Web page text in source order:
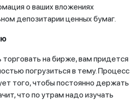
о ваших вложениях
депозитарии ценных бумаг.
на бирже, вам придется
погрузиться в тему. Процесс
того, чтобы постоянно держать
что по утрам надо изучать